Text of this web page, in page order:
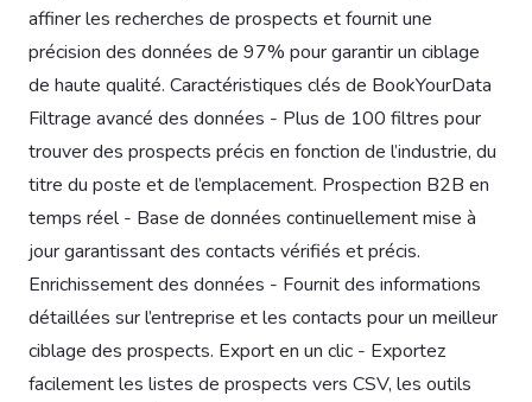
affiner les recherches de prospects et fournit une
précision des données de 97% pour garantir un ciblage
de haute qualité. Caractéristiques clés de BookYourData
Filtrage avancé des données - Plus de 100 filtres pour
trouver des prospects précis en fonction de l’industrie, du
titre du poste et de l’emplacement. Prospection B2B en
temps réel - Base de données continuellement mise à
jour garantissant des contacts vérifiés et précis.
Enrichissement des données - Fournit des informations
détaillées sur l’entreprise et les contacts pour un meilleur
ciblage des prospects. Export en un clic - Exportez
facilement les listes de prospects vers CSV, les outils